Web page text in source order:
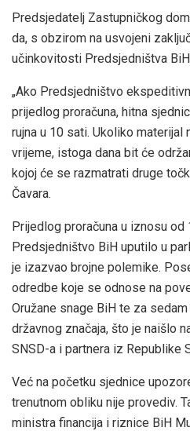
Predsjedatelj Zastupničkog
da, s obzirom na usvojeni
učinkovitosti Predsjedništva
„Ako Predsjedništvo
prijedlog proračuna, hitna
rujna u 10 sati. Ukoliko materijal
vrijeme, istoga dana bit će
kojoj će se razmatrati druge
Čavara.
Prijedlog proračuna u iznosu od
Predsjedništvo BiH uputilo u
je izazvao brojne polemike.
odredbe koje se odnose na
Oružane snage BiH te za
državnog značaja, što je naišlo
SNSD-a i partnera iz Republike
Već na početku sjednice
trenutnom obliku nije provediv.
ministra financija i riznice BiH